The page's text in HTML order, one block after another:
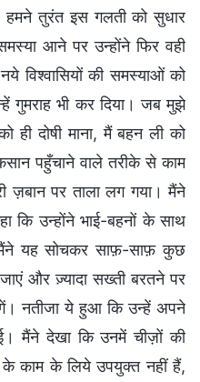
हमने तुरंत इस गलती को सुधार
आने पर उन्होंने फिर वही
विश्वासियों की समस्याओं को
गुमराह भी कर दिया। जब मुझे
ही दोषी माना, मैं बहन ली को
पहुँचाने वाले तरीके से काम
ज़बान पर ताला लग गया। मैंने
कि उन्होंने भाई-बहनों के साथ
यह सोचकर साफ़-साफ़ कुछ
और ज़्यादा सख्ती बरतने पर
नतीजा ये हुआ कि उन्हें अपने
मैंने देखा कि उनमें चीज़ों की
काम के लिये उपयुक्त नहीं हैं,